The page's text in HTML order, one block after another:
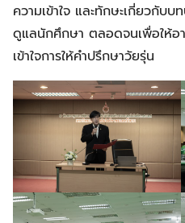
ความเข้าใจ และทักษะเกี่ยวกับ
ดูแลนักศึกษา ตลอดจนเพื่อให้อ
เข้าใจการให้คำปรึกษาวัยรุ่น